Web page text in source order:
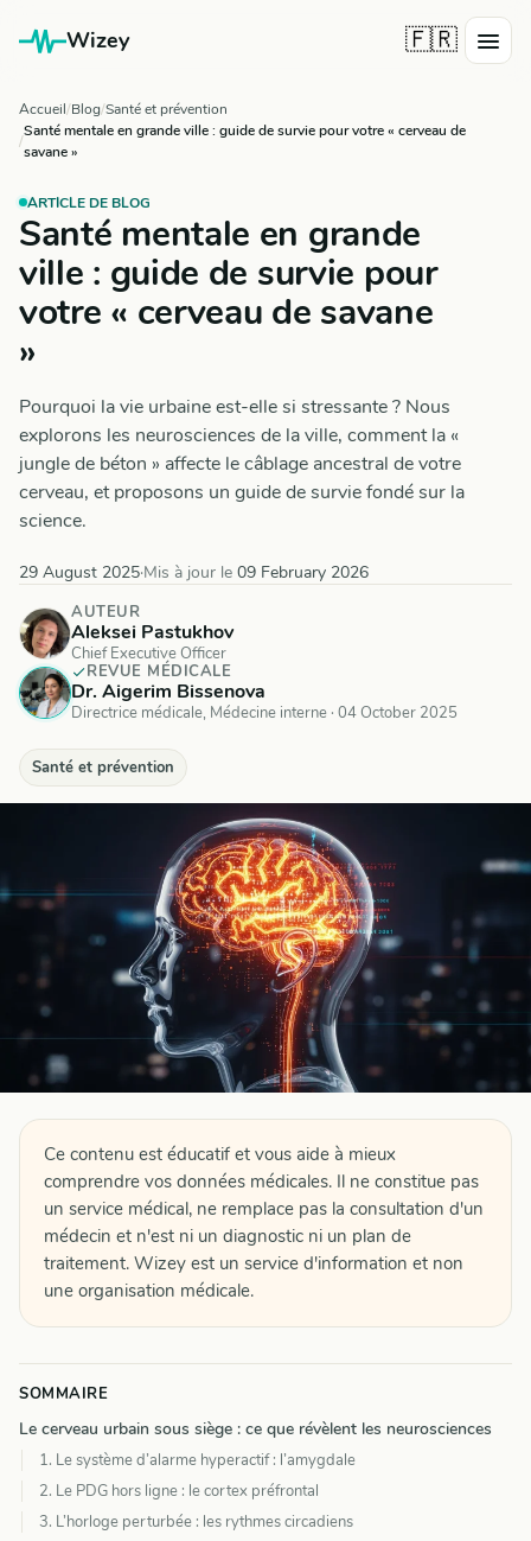
Wizey 🇫🇷
Accueil Blog Santé et prévention
Santé mentale en grande ville : guide de survie pour votre « cerveau de
savane »
ARTICLE DE BLOG
Santé mentale en grande
ville : guide de survie pour
votre « cerveau de savane
»
Pourquoi la vie urbaine est-elle si stressante ? Nous
explorons les neurosciences de la ville, comment la «
jungle de béton » affecte le câblage ancestral de votre
cerveau, et proposons un guide de survie fondé sur la
science.
29 August 2025·Mis à jour le 09 February 2026
AUTEUR
Aleksei Pastukhov
Chief Executive Officer
REVUE MÉDICALE
Dr. Aigerim Bissenova
Directrice médicale, Médecine interne · 04 October 2025
Santé et prévention
Ce contenu est éducatif et vous aide à mieux
comprendre vos données médicales. Il ne constitue pas
un service médical, ne remplace pas la consultation d'un
médecin et n'est ni un diagnostic ni un plan de
traitement. Wizey est un service d'information et non
une organisation médicale.
SOMMAIRE
Le cerveau urbain sous siège : ce que révèlent les neurosciences
1. Le système d’alarme hyperactif : l’amygdale
2. Le PDG hors ligne : le cortex préfrontal
3. L’horloge perturbée : les rythmes circadiens